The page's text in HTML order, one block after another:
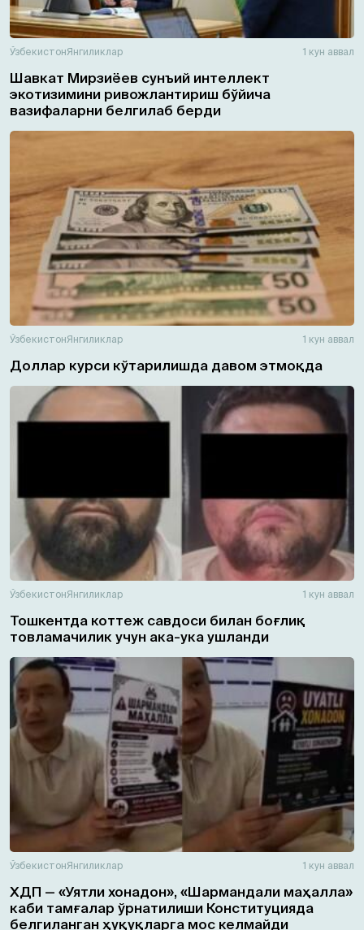
ЎзбекистонЯнгиликлар 1 кун аввал
Шавкат Мирзиёев сунъий интеллект
экотизимини ривожлантириш бўйича
вазифаларни белгилаб берди
ЎзбекистонЯнгиликлар 1 кун аввал
Доллар курси кўтарилишда давом этмоқда
ЎзбекистонЯнгиликлар 1 кун аввал
Тошкентда коттеж савдоси билан боғлиқ
товламачилик учун ака-ука ушланди
ЎзбекистонЯнгиликлар 1 кун аввал
ХДП — «Уятли хонадон», «Шармандали маҳалла»
каби тамғалар ўрнатилиши Конституцияда
белгиланган ҳуқуқларга мос келмайди